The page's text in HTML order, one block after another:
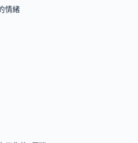
情緒